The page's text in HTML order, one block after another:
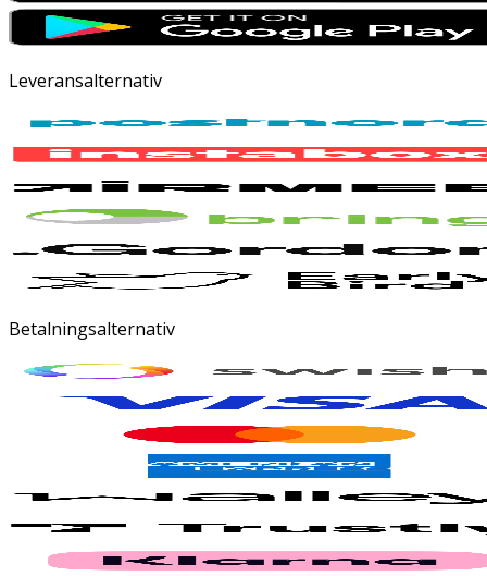
Leveransalternativ
Betalningsalternativ